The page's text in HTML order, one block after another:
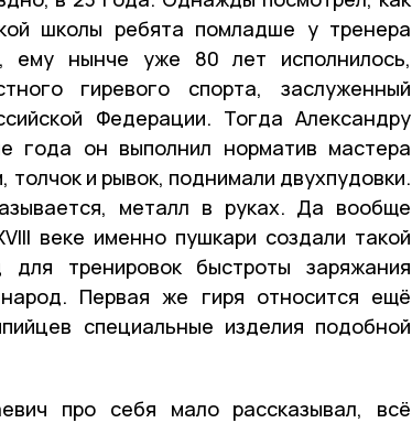
школы ребята помладше у тренера
ему нынче уже 80 лет исполнилось,
гиревого спорта, заслуженный
Федерации. Тогда Александру
года он выполнил норматив мастера
и рывок, поднимали двухпудовки.
металл в руках. Да вообще
веке именно пушкари создали такой
для тренировок быстроты заряжания
Первая же гиря относится ещё
специальные изделия подобной
про себя мало рассказывал, всё